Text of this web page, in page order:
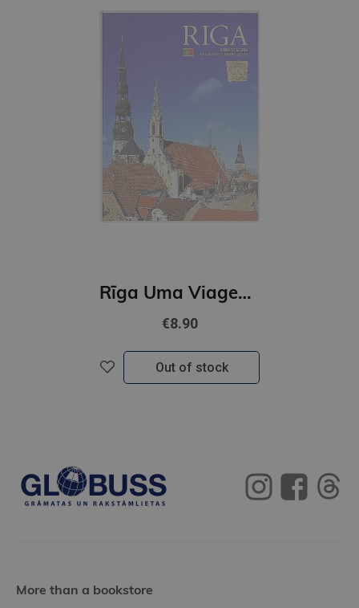
Rīga Uma Viagem Atraces Dos Seculos / portugāļu valodā
€8.90
Out of stock
More than a bookstore